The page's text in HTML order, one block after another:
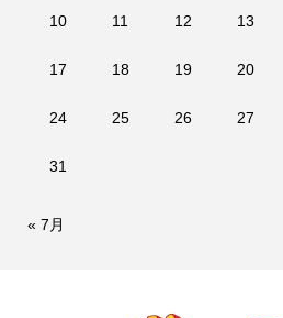
10 11 12 13
17 18 19 20
24 25 26 27
31
« 7月